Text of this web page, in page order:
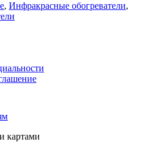
, Инфракрасные обогреватели,
картами